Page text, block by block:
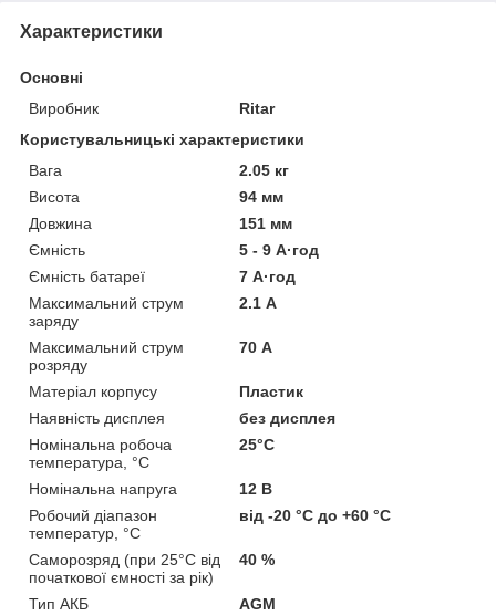
Характеристики
Основні
Виробник
Ritar
Користувальницькі характеристики
Вага
2.05 кг
Висота
94 мм
Довжина
151 мм
Ємність
5 - 9 А·год
Ємність батареї
7 А·год
Максимальний струм
заряду
2.1 А
Максимальний струм
розряду
70 А
Матеріал корпусу
Пластик
Наявність дисплея
без дисплея
Номінальна робоча
температура, °C
25°C
Номінальна напруга
12 В
Робочий діапазон
температур, °C
від -20 °C до +60 °C
Саморозряд (при 25°C від
початкової ємності за рік)
40 %
Тип АКБ AGM